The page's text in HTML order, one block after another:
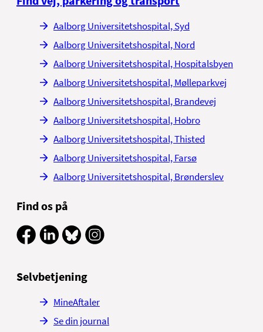
Aalborg Universitetshospital, Syd
Aalborg Universitetshospital, Nord
Aalborg Universitetshospital, Hospitalsbyen
Aalborg Universitetshospital, Mølleparkvej
Aalborg Universitetshospital, Brandevej
Aalborg Universitetshospital, Hobro
Aalborg Universitetshospital, Thisted
Aalborg Universitetshospital, Farsø
Aalborg Universitetshospital, Brønderslev
Find os på
Selvbetjening
MineAftaler
Se din journal